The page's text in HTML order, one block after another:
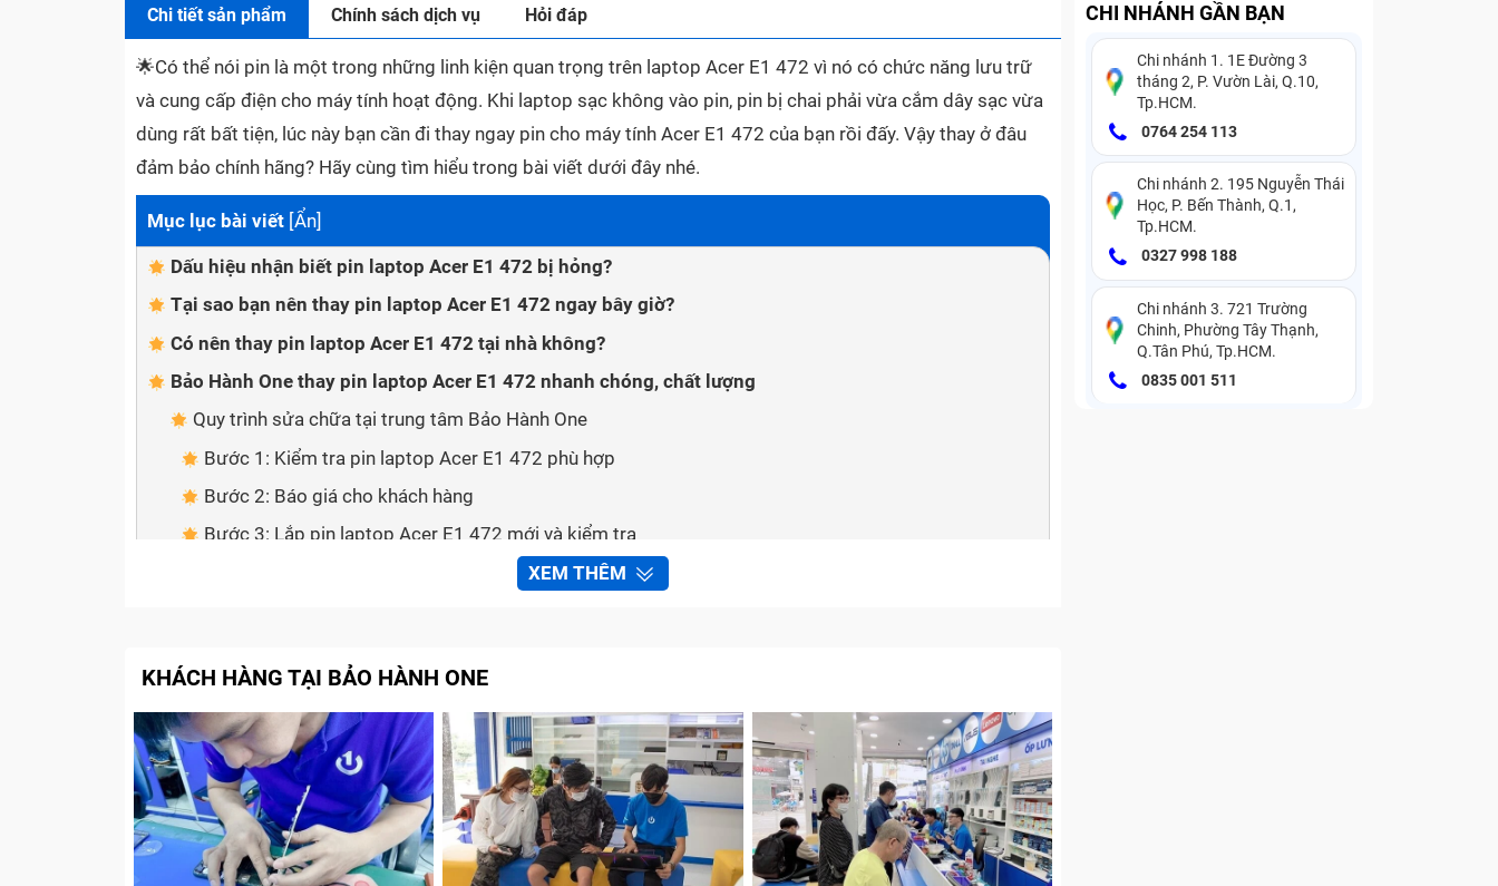
Chi tiết sản phẩm Chính sách dịch vụ Hỏi đáp
🌟Có thể nói pin là một trong những linh kiện quan trọng trên laptop Acer E1 472 vì nó có chức năng lưu trữ
và cung cấp điện cho máy tính hoạt động. Khi laptop sạc không vào pin, pin bị chai phải vừa cắm dây sạc vừa
dùng rất bất tiện, lúc này bạn cần đi thay ngay pin cho máy tính Acer E1 472 của bạn rồi đấy. Vậy thay ở đâu
đảm bảo chính hãng? Hãy cùng tìm hiểu trong bài viết dưới đây nhé.
Mục lục bài viết [Ẩn]
Dấu hiệu nhận biết pin laptop Acer E1 472 bị hỏng?
Tại sao bạn nên thay pin laptop Acer E1 472 ngay bây giờ?
Có nên thay pin laptop Acer E1 472 tại nhà không?
Bảo Hành One thay pin laptop Acer E1 472 nhanh chóng, chất lượng
Quy trình sửa chữa tại trung tâm Bảo Hành One
Bước 1: Kiểm tra pin laptop Acer E1 472 phù hợp
Bước 2: Báo giá cho khách hàng
Bước 3: Lắp pin laptop Acer E1 472 mới và kiểm tra
Bước 4: Dán Tem bảo hành cho pin laptop và thanh toán
Dấu hiệu nhận biết pin laptop Acer E1 472 bị hỏng?
Bất kỳ sản phẩm nào cũng sẽ có vòng đời sử dụng, các linh kiện trong laptop sẽ bị hao mòn theo thời gian
nên việc pin laptop Acer E1 472 gặp vấn đề cũng là điều bình thường. Một số dấu hiệu cho thấy bạn cần phải
đi thay pin cho laptop:
Phần trăm pin sụt nhanh chóng trong quá trình sử dụng.
XEM THÊM
KHÁCH HÀNG TẠI BẢO HÀNH ONE
CHI NHÁNH GẦN BẠN
Chi nhánh 1. 1E Đường 3
tháng 2, P. Vườn Lài, Q.10,
Tp.HCM.
0764 254 113
Chi nhánh 2. 195 Nguyễn Thái
Học, P. Bến Thành, Q.1,
Tp.HCM.
0327 998 188
Chi nhánh 3. 721 Trường
Chinh, Phường Tây Thạnh,
Q.Tân Phú, Tp.HCM.
0835 001 511